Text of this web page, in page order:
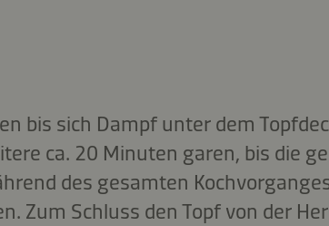
bis sich Dampf unter dem
ca. 20 Minuten garen, bis die
des gesamten
Zum Schluss den Topf von der